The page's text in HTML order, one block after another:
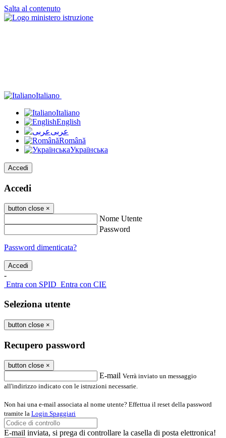
Salta al contenuto
Italiano
Italiano
English
عربى
Română
Українська
Accedi
Accedi
button close ×
Nome Utente
Password
Password dimenticata?
-
Entra con SPID Entra con CIE
Seleziona utente
button close ×
Recupero password
button close ×
E-mail Verrà inviato un messaggio
all'indirizzo indicato con le istruzioni necessarie.
Non hai una e-mail associata al nome utente? Effettua il reset della password
tramite la Login Spaggiari
E-mail inviata, si prega di controllare la casella di posta elettronica!